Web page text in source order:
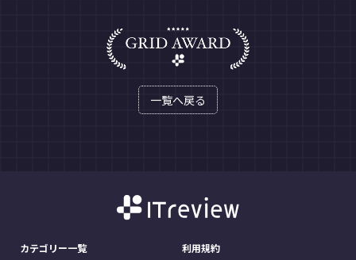
一覧へ戻る
カテゴリー一覧
利用規約